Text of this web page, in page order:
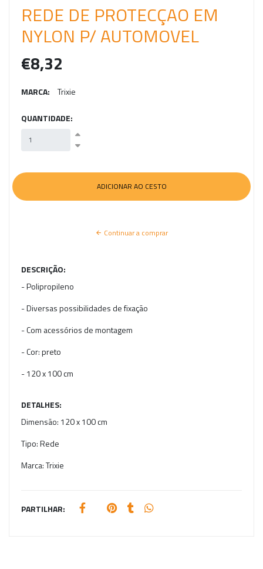
REDE DE PROTECÇAO EM
NYLON P/ AUTOMOVEL
€8,32
MARCA: Trixie
QUANTIDADE:
Continuar a comprar
DESCRIÇÃO:
- Polipropileno
- Diversas possibilidades de fixação
- Com acessórios de montagem
- Cor: preto
- 120 x 100 cm
DETALHES:
Dimensão: 120 x 100 cm
Tipo:Rede
Marca:Trixie
PARTILHAR: